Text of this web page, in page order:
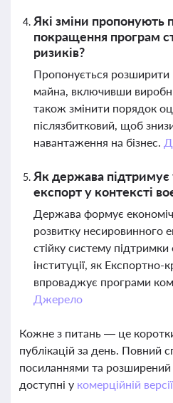
Які зміни пропонують
покращення програм
ризиків?
Пропонується розширити
майна, включивши
також змінити порядок
післязбитковий, щоб
навантаження на бізнес.
Як держава підтримує
експорт у контексті
Держава формує
розвитку несировинного
стійку систему підтримки
інституції, як Експортно-
впроваджує програми
Джерело
Кожне з питань — це
публікацій за день. Повний
посиланнями та розширений
доступні у комерційній